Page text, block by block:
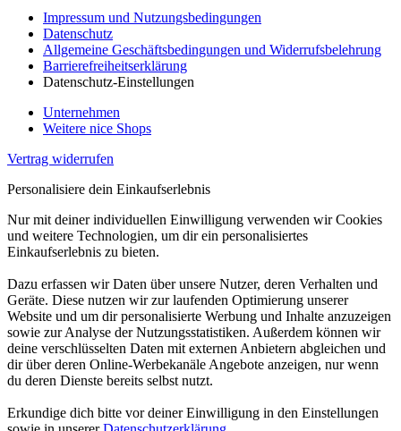
Impressum und Nutzungsbedingungen
Datenschutz
Allgemeine Geschäftsbedingungen und Widerrufsbelehrung
Barrierefreiheitserklärung
Datenschutz-Einstellungen
Unternehmen
Weitere nice Shops
Vertrag widerrufen
Personalisiere dein Einkaufserlebnis
Nur mit deiner individuellen Einwilligung verwenden wir Cookies
und weitere Technologien, um dir ein personalisiertes
Einkaufserlebnis zu bieten.
Dazu erfassen wir Daten über unsere Nutzer, deren Verhalten und
Geräte. Diese nutzen wir zur laufenden Optimierung unserer
Website und um dir personalisierte Werbung und Inhalte anzuzeigen
sowie zur Analyse der Nutzungsstatistiken. Außerdem können wir
deine verschlüsselten Daten mit externen Anbietern abgleichen und
dir über deren Online-Werbekanäle Angebote anzeigen, nur wenn
du deren Dienste bereits selbst nutzt.
Erkundige dich bitte vor deiner Einwilligung in den Einstellungen